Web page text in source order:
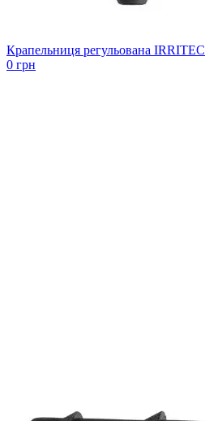
Крапельниця регульована IRRITEC
0 грн